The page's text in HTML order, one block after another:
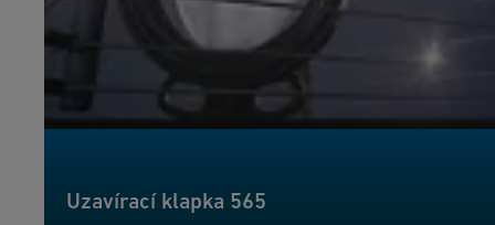
Uzavírací klapka 565